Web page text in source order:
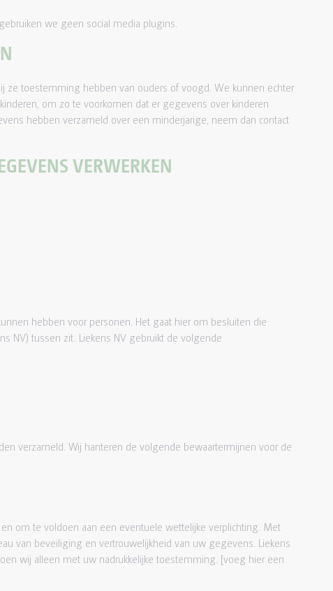
we geen social media plugins.
ze toestemming hebben van ouders of voogd. We kunnen echter
om zo te voorkomen dat er gegevens over kinderen
hebben verzameld over een minderjarige, neem dan contact
VERWERKEN
hebben voor personen. Het gaat hier om besluiten die
NV) tussen zit. Liekens NV gebruikt de volgende
verzameld. Wij hanteren de volgende bewaartermijnen voor de
om te voldoen aan een eventuele wettelijke verplichting. Met
van beveiliging en vertrouwelijkheid van uw gegevens. Liekens
wij alleen met uw nadrukkelijke toestemming. [voeg hier een